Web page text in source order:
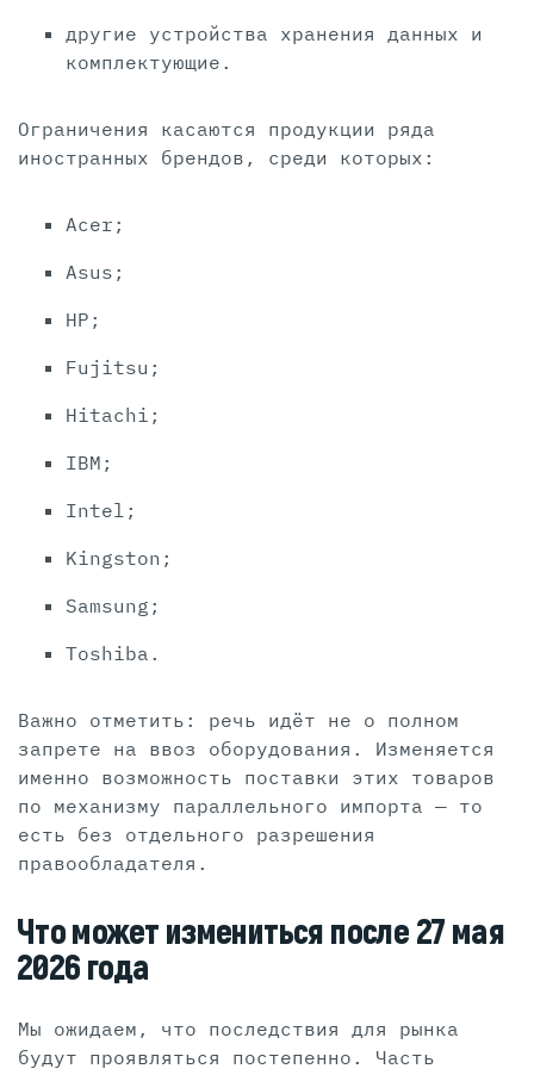
другие устройства хранения данных и
комплектующие.
Ограничения касаются продукции ряда
иностранных брендов, среди которых:
Acer;
Asus;
HP;
Fujitsu;
Hitachi;
IBM;
Intel;
Kingston;
Samsung;
Toshiba.
Важно отметить: речь идёт не о полном
запрете на ввоз оборудования. Изменяется
именно возможность поставки этих товаров
по механизму параллельного импорта — то
есть без отдельного разрешения
правообладателя.
Что может измениться после 27 мая
2026 года
Мы ожидаем, что последствия для рынка
будут проявляться постепенно. Часть